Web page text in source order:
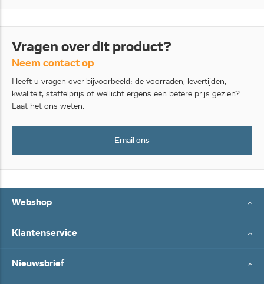
Vragen over dit product?
Neem contact op
Heeft u vragen over bijvoorbeeld: de voorraden, levertijden,
kwaliteit, staffelprijs of wellicht ergens een betere prijs gezien?
Laat het ons weten.
Email ons
Webshop
Klantenservice
Nieuwsbrief